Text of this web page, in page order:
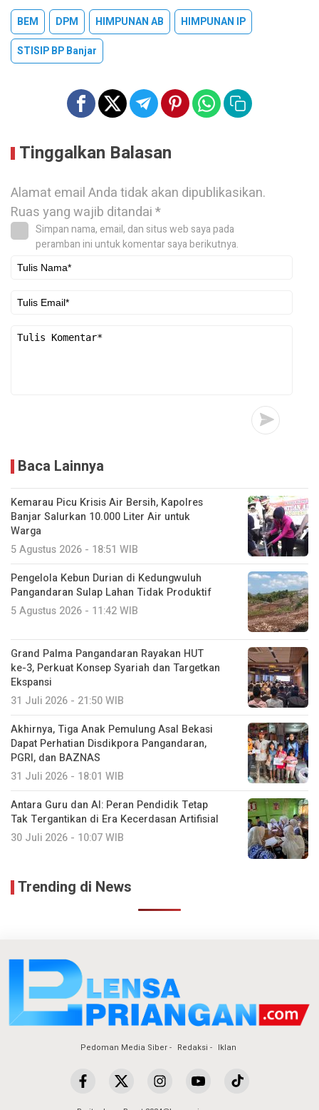
BEM DPM HIMPUNAN AB
HIMPUNAN IP
STISIP BP Banjar
Tinggalkan Balasan
Alamat email Anda tidak akan dipublikasikan.
Ruas yang wajib ditandai*
Simpan nama, email, dan situs web saya pada
peramban ini untuk komentar saya berikutnya.
Baca Lainnya
Kemarau Picu Krisis Air Bersih, Kapolres
Banjar Salurkan 10.000 Liter Air untuk
Warga
5 Agustus 2026 - 18:51 WIB
Pengelola Kebun Durian di Kedungwuluh
Pangandaran Sulap Lahan Tidak Produktif ‎
5 Agustus 2026 - 11:42 WIB
Grand Palma Pangandaran Rayakan HUT
ke-3, Perkuat Konsep Syariah dan Targetkan
Ekspansi
31 Juli 2026 - 21:50 WIB
Akhirnya, Tiga Anak Pemulung Asal Bekasi
Dapat Perhatian Disdikpora Pangandaran,
PGRI, dan BAZNAS
31 Juli 2026 - 18:01 WIB
Antara Guru dan AI: Peran Pendidik Tetap
Tak Tergantikan di Era Kecerdasan Artifisial
30 Juli 2026 - 10:07 WIB
Trending di News
Pedoman Media Siber Redaksi Iklan